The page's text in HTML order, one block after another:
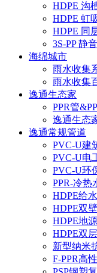
HDPE 沟
HDPE 虹
HDPE 同
3S-PP 静
海绵城市
雨水收集
雨水收集
逸通生态家
PPR管
逸通生态
逸通常规管道
PVC-U建
PVC-U电
PVC-U环
PPR-冷热
HDPE给
HDPE双
HDPE地
HDPE双
新型纳米
F-PPR高